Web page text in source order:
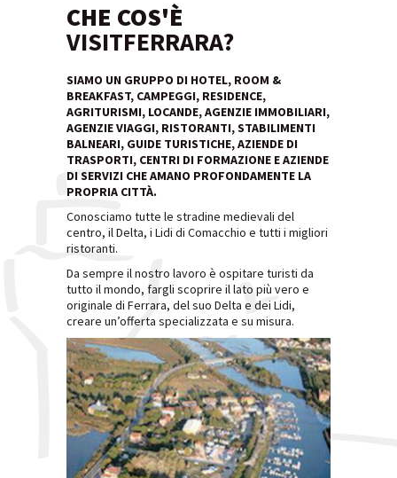
CHE COS'È
VISITFERRARA?
SIAMO UN GRUPPO DI HOTEL, ROOM &
BREAKFAST, CAMPEGGI, RESIDENCE,
AGRITURISMI, LOCANDE, AGENZIE IMMOBILIARI,
AGENZIE VIAGGI, RISTORANTI, STABILIMENTI
BALNEARI, GUIDE TURISTICHE, AZIENDE DI
TRASPORTI, CENTRI DI FORMAZIONE E AZIENDE
DI SERVIZI CHE AMANO PROFONDAMENTE LA
PROPRIA CITTÀ.
Conosciamo tutte le stradine medievali del
centro, il Delta, i Lidi di Comacchio e tutti i migliori
ristoranti.
Da sempre il nostro lavoro è ospitare turisti da
tutto il mondo, fargli scoprire il lato più vero e
originale di Ferrara, del suo Delta e dei Lidi,
creare un’offerta specializzata e su misura.